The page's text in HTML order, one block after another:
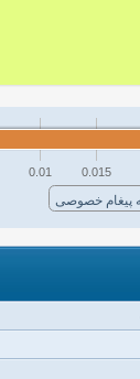
پیغام خصوصی
0.01 0.015